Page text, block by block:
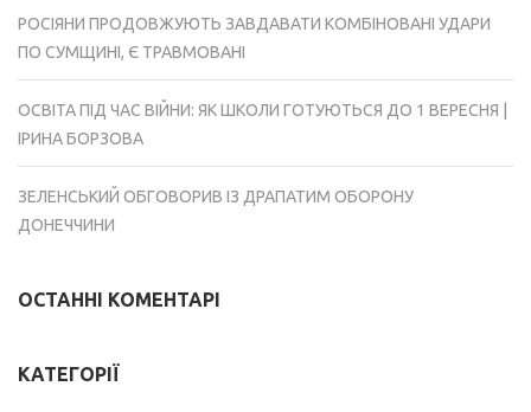
РОСІЯНИ ПРОДОВЖУЮТЬ ЗАВДАВАТИ КОМБІНОВАНІ УДАРИ
ПО СУМЩИНІ, Є ТРАВМОВАНІ
ОСВІТА ПІД ЧАС ВІЙНИ: ЯК ШКОЛИ ГОТУЮТЬСЯ ДО 1 ВЕРЕСНЯ |
ІРИНА БОРЗОВА
ЗЕЛЕНСЬКИЙ ОБГОВОРИВ ІЗ ДРАПАТИМ ОБОРОНУ
ДОНЕЧЧИНИ
ОСТАННІ КОМЕНТАРІ
КАТЕГОРІЇ